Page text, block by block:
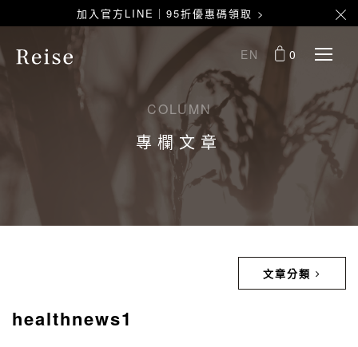
加入官方LINE｜95折優惠碼領取 >
EN 0
COLUMN
專欄文章
文章分類
healthnews1